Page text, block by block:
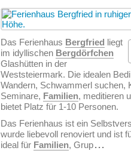
Das Ferienhaus Bergfried liegt
im idyllischen Bergdörfchen
Glashütten in der
Weststeiermark. Die idealen
Wandern, Schwammerl suchen,
Seminare, Familien, meditieren
bietet Platz für 1-10 Personen.
Das Ferienhaus ist ein
wurde liebevoll renoviert und ist
ideal für Familien, Grup...